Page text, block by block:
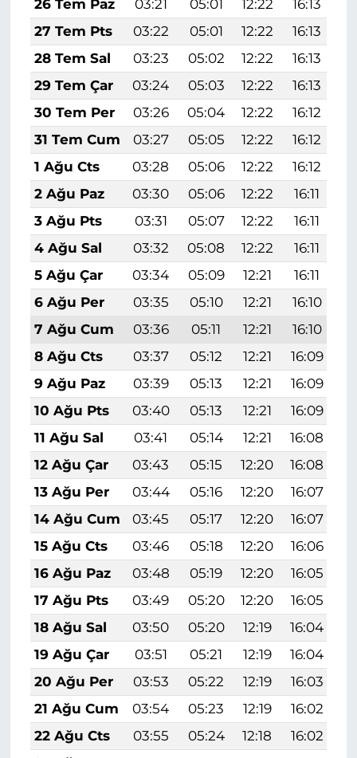
26 Tem Paz
03:21 05:01 12:22 16:13
27 Tem Pts
03:22 05:01 12:22 16:13
28 Tem Sal
03:23 05:02 12:22 16:13
29 Tem Çar
03:24 05:03 12:22 16:13
30 Tem Per
03:26 05:04 12:22 16:12
31 Tem Cum
03:27 05:05 12:22 16:12
1 Ağu Cts
03:28 05:06 12:22 16:12
2 Ağu Paz
03:30 05:06 12:22 16:11
3 Ağu Pts
03:31 05:07 12:22 16:11
4 Ağu Sal
03:32 05:08 12:22 16:11
5 Ağu Çar
03:34 05:09 12:21 16:11
6 Ağu Per
03:35 05:10 12:21 16:10
7 Ağu Cum
03:36 05:11 12:21 16:10
8 Ağu Cts
03:37 05:12 12:21 16:09
9 Ağu Paz
03:39 05:13 12:21 16:09
10 Ağu Pts
03:40 05:13 12:21 16:09
11 Ağu Sal
03:41 05:14 12:21 16:08
12 Ağu Çar
03:43 05:15 12:20 16:08
13 Ağu Per
03:44 05:16 12:20 16:07
14 Ağu Cum
03:45 05:17 12:20 16:07
15 Ağu Cts
03:46 05:18 12:20 16:06
16 Ağu Paz
03:48 05:19 12:20 16:05
17 Ağu Pts
03:49 05:20 12:20 16:05
18 Ağu Sal
03:50 05:20 12:19 16:04
19 Ağu Çar
03:51 05:21 12:19 16:04
20 Ağu Per
03:53 05:22 12:19 16:03
21 Ağu Cum
03:54 05:23 12:19 16:02
22 Ağu Cts
03:55 05:24 12:18 16:02